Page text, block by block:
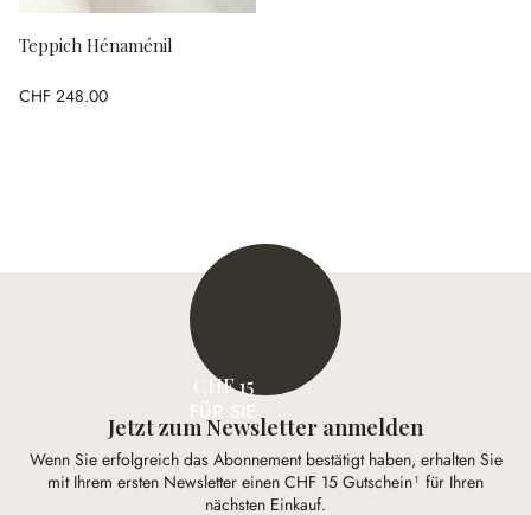
Teppich Hénaménil
CHF 248.00
CHF 15
Jetzt zum Newsletter anmelden
Wenn Sie erfolgreich das Abonnement bestätigt haben, erhalten Sie
mit Ihrem ersten Newsletter einen CHF 15 Gutschein¹ für Ihren
nächsten Einkauf.